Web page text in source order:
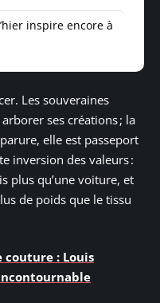
inspire encore à
Les souveraines
ses créations ; la
elle est passeport
inversion des valeurs :
plus qu’une voiture, et
de poids que le tissu
couture : Louis